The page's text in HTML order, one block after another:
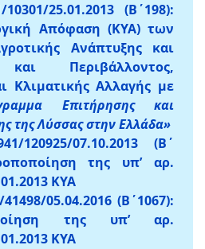
25.01.2013 (Β΄198):
Απόφαση (ΚΥΑ) των
Ανάπτυξης και
Περιβάλλοντος,
Κλιματικής Αλλαγής με
Επιτήρησης και
της Λύσσας στην Ελλάδα»
120925/07.10.2013 (Β΄
της υπ’ αρ.
ΚΥΑ
05.04.2016 (Β΄1067):
της υπ’ αρ.
ΚΥΑ